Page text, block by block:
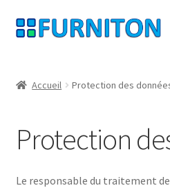
Aller
à
navigation
Aller
au
Protection des données
Droit de rétractation
Accueil Protection des
Protection
Le responsable du traitement